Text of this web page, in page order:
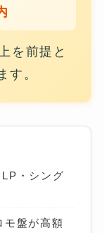
を前提と
す。
・シング
モ盤が高額